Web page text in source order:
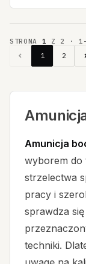
STRONA 1 Z 2 · 1
1 2
Amunicja
wyborem do
strzelectwa
pracy i
sprawdza
techniki.